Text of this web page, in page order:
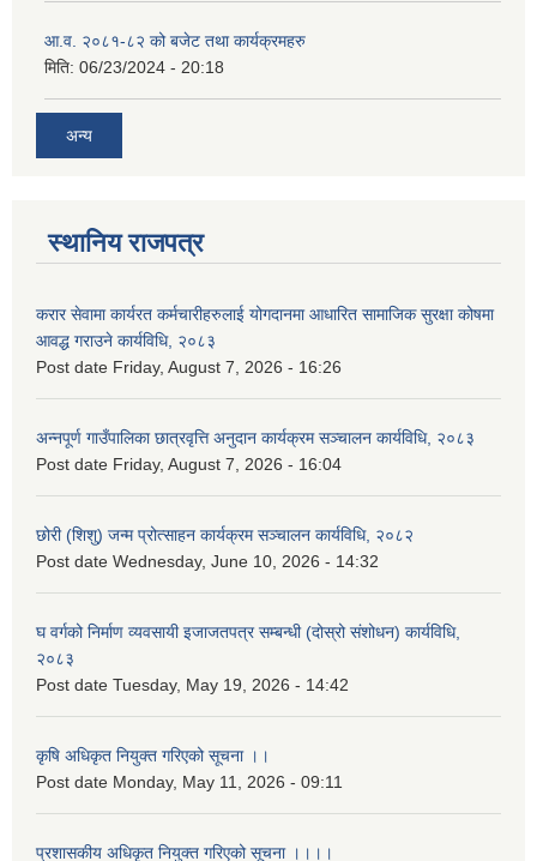
आ.व. २०८१-८२ को बजेट तथा कार्यक्रमहरु
मिति: 06/23/2024 - 20:18
अन्य
स्थानिय राजपत्र
करार सेवामा कार्यरत कर्मचारीहरुलाई योगदानमा आधारित सामाजिक सुरक्षा कोषमा
आवद्ध गराउने कार्यविधि, २०८३
Post date Friday, August 7, 2026 - 16:26
अन्नपूर्ण गाउँपालिका छात्रवृत्ति अनुदान कार्यक्रम सञ्चालन कार्यविधि, २०८३
Post date Friday, August 7, 2026 - 16:04
छोरी (शिशु) जन्म प्रोत्साहन कार्यक्रम सञ्चालन कार्यविधि, २०८२
Post date Wednesday, June 10, 2026 - 14:32
घ वर्गको निर्माण व्यवसायी इजाजतपत्र सम्बन्धी (दोस्रो संशोधन) कार्यविधि,
२०८३
Post date Tuesday, May 19, 2026 - 14:42
कृषि अधिकृत नियुक्त गरिएको सूचना ।।
Post date Monday, May 11, 2026 - 09:11
प्रशासकीय अधिकृत नियुक्त गरिएको सूचना ।।।।